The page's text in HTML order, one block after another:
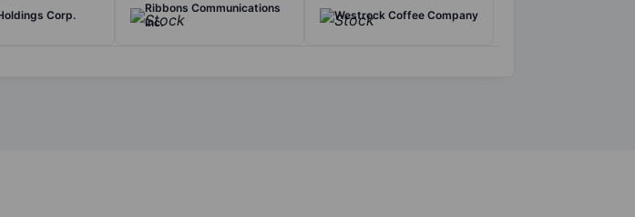
Corp.
Ribbons Communications
Inc.
Westrock Coffee Company